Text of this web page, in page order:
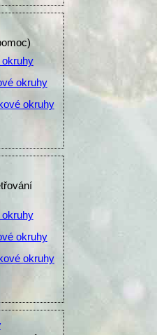
okruhy
okruhy
okruhy
okruhy
okruhy
okruhy